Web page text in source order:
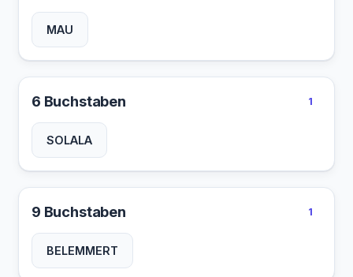
MAU
6 Buchstaben 1
SOLALA
9 Buchstaben 1
BELEMMERT